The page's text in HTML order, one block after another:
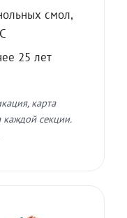
смол,
25 лет
карта
секции.